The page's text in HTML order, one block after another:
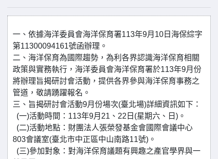
一、依據海洋委員會海洋保育署113年9月10日海保綜字
第11300094161號函辦理。
二、海洋保育為國際趨勢，為利各界認識海洋保育相關
政策與實務執行，海洋委員會海洋保育署於113年9月份
將辦理旨揭研討會活動，提供各界參與海洋保育事務之
管道，敬請踴躍報名。
三、旨揭研討會活動9月份場次(臺北場)詳細資訊如下：
(一)活動時間：113年9月21、22日(星期六、日)。
(二)活動地點：財團法人張榮發基金會國際會議中心
803會議室(臺北市中正區中山南路11號)。
(三)參加對象：對海洋保育議題有興趣之產官學界與一